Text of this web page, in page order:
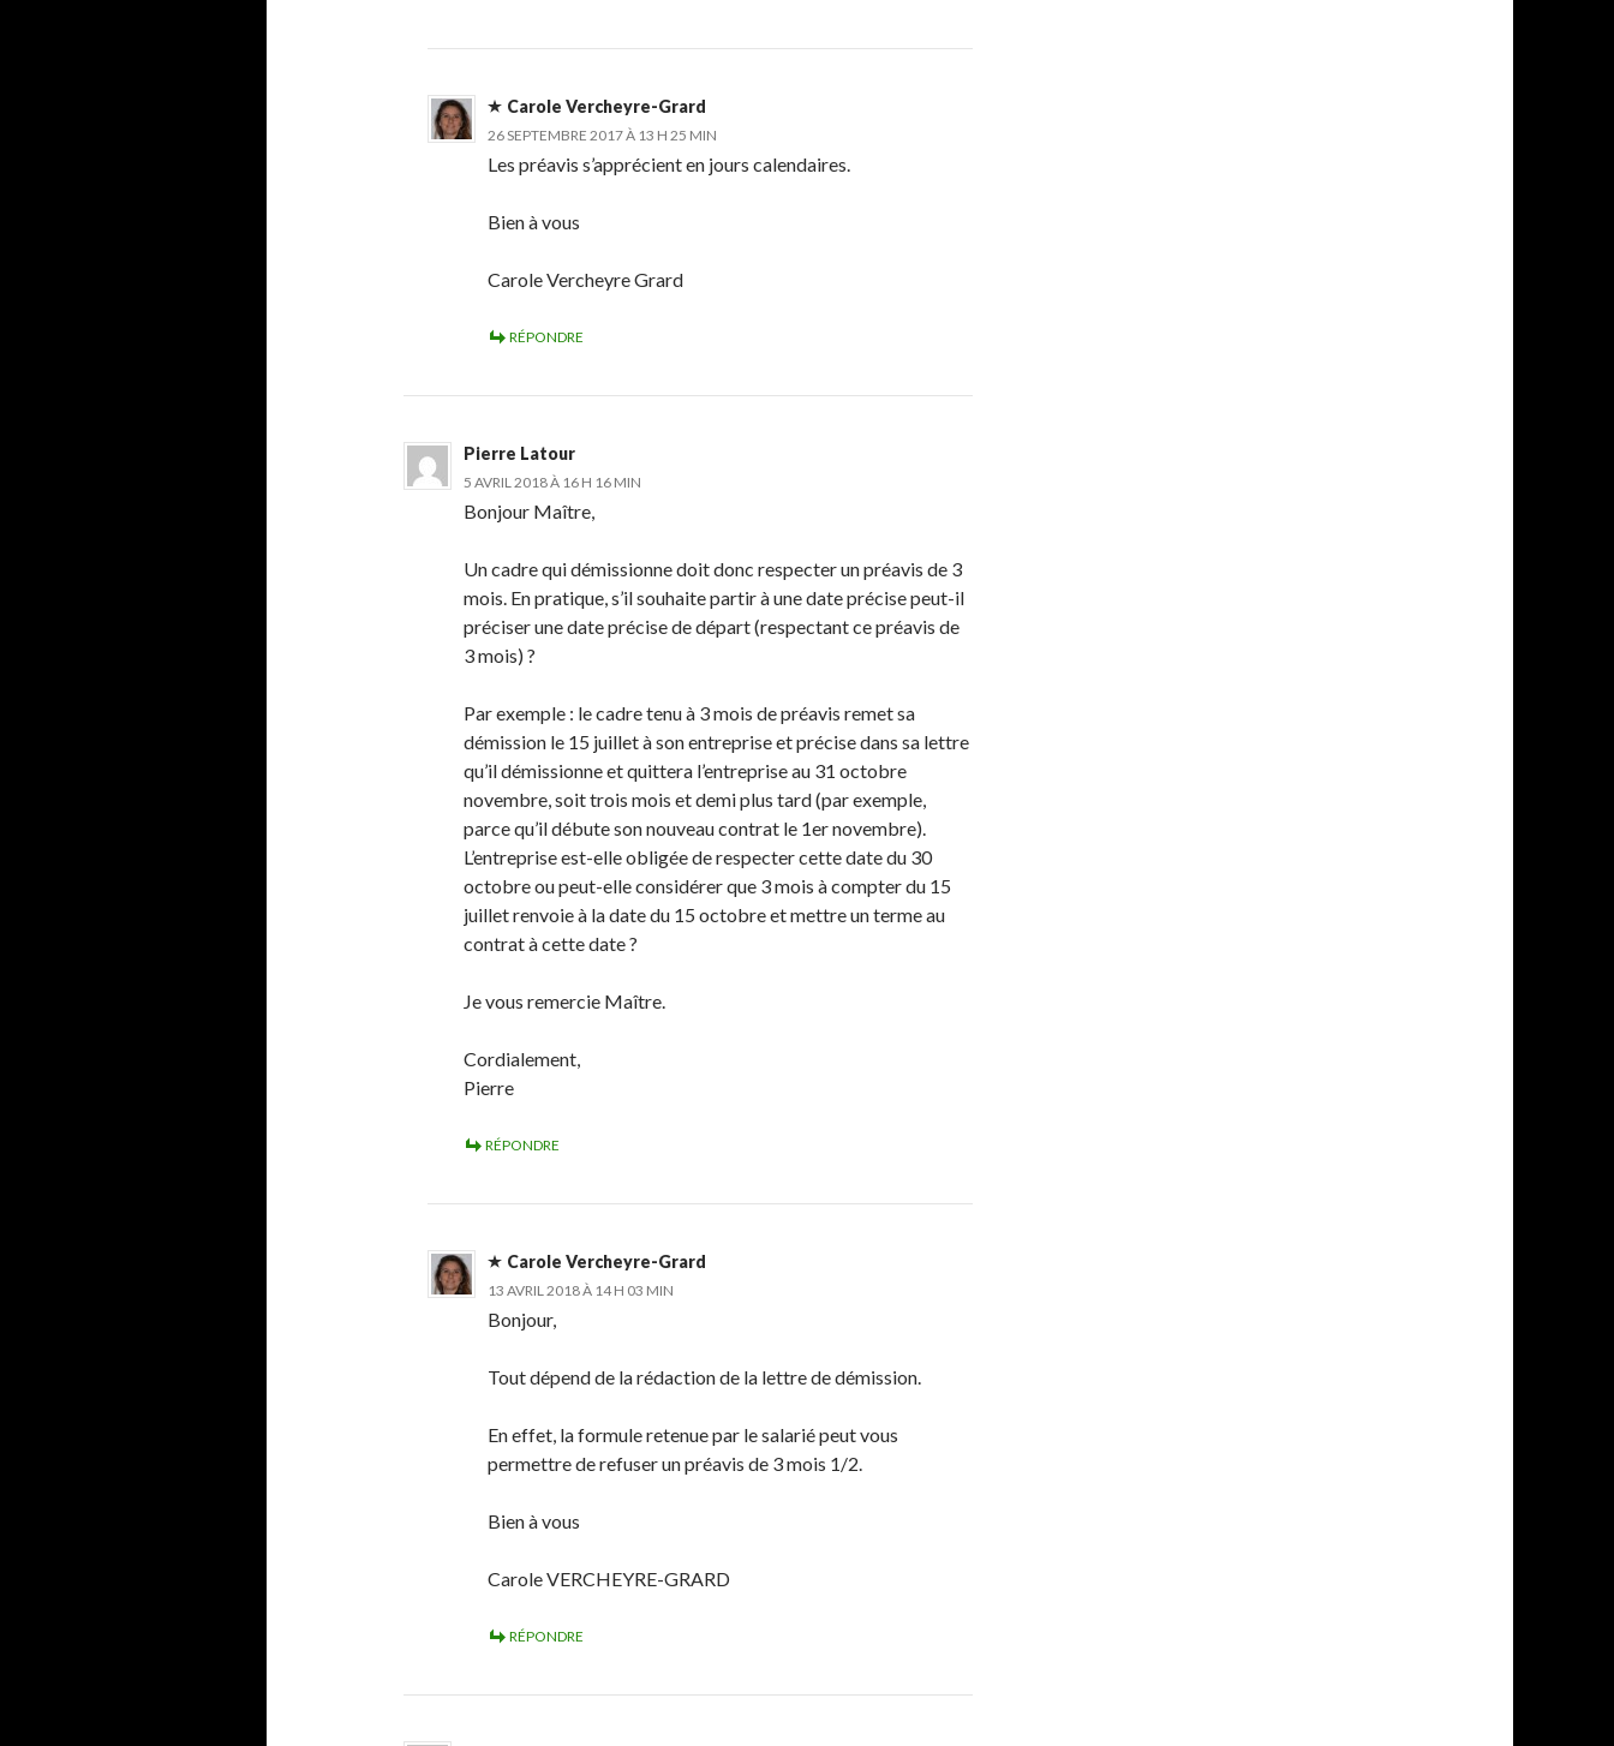
Carole Vercheyre-Grard
26 SEPTEMBRE 2017 À 13 H 25 MIN
Les préavis s’apprécient en jours calendaires.
Bien à vous
Carole Vercheyre Grard
RÉPONDRE
Pierre Latour
5 AVRIL 2018 À 16 H 16 MIN
Bonjour Maître,
Un cadre qui démissionne doit donc respecter un préavis de 3
mois. En pratique, s’il souhaite partir à une date précise peut-il
préciser une date précise de départ (respectant ce préavis de
3 mois) ?
Par exemple : le cadre tenu à 3 mois de préavis remet sa
démission le 15 juillet à son entreprise et précise dans sa lettre
qu’il démissionne et quittera l’entreprise au 31 octobre
novembre, soit trois mois et demi plus tard (par exemple,
parce qu’il débute son nouveau contrat le 1er novembre).
L’entreprise est-elle obligée de respecter cette date du 30
octobre ou peut-elle considérer que 3 mois à compter du 15
juillet renvoie à la date du 15 octobre et mettre un terme au
contrat à cette date ?
Je vous remercie Maître.
Cordialement,
Pierre
RÉPONDRE
Carole Vercheyre-Grard
13 AVRIL 2018 À 14 H 03 MIN
Bonjour,
Tout dépend de la rédaction de la lettre de démission.
En effet, la formule retenue par le salarié peut vous
permettre de refuser un préavis de 3 mois 1/2.
Bien à vous
Carole VERCHEYRE-GRARD
RÉPONDRE